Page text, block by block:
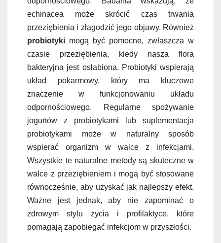
echinacea może skrócić czas trwania
przeziębienia i złagodzić jego objawy. Również
probiotyki mogą być pomocne, zwłaszcza w
czasie przeziębienia, kiedy nasza flora
bakteryjna jest osłabiona. Probiotyki wspierają
układ pokarmowy, który ma kluczowe
znaczenie w funkcjonowaniu układu
odpornościowego. Regularne spożywanie
jogurtów z probiotykami lub suplementacja
probiotykami może w naturalny sposób
wspierać organizm w walce z infekcjami.
Wszystkie te naturalne metody są skuteczne w
walce z przeziębieniem i mogą być stosowane
równocześnie, aby uzyskać jak najlepszy efekt.
Ważne jest jednak, aby nie zapominać o
zdrowym stylu życia i profilaktyce, które
pomagają zapobiegać infekcjom w przyszłości.